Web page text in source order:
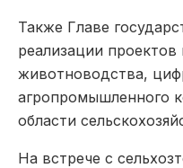
Также Главе
реализации
животноводства,
агропромышленного
области
На встрече с